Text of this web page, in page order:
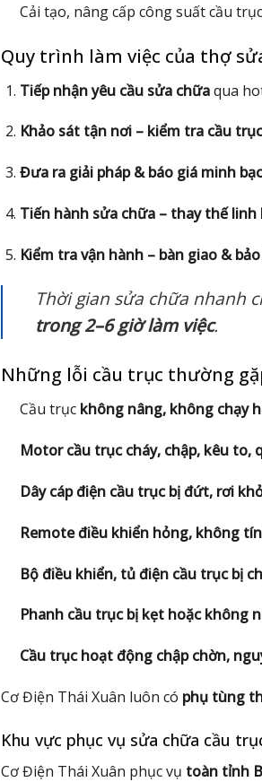
Cải tạo, nâng cấp công suất cầu
Quy trình làm việc của thợ
Tiếp nhận yêu cầu sửa chữaqua
Khảo sát tận nơi – kiểm tra cầu
Đưa ra giải pháp & báo giá minh
Tiến hành sửa chữa – thay thế
Kiểm tra vận hành – bàn giao &
Thời gian sửa chữa nhanh
trong 2–6 giờ làm việc.
Những lỗi cầu trục thường
Cầu trục không nâng, không chạy
Motor cầu trục cháy, chập, kêu to,
Dây cáp điện cầu trục bị đứt, rơi
Remote điều khiển hỏng, không
Bộ điều khiển, tủ điện cầu trục bị
Phanh cầu trục bị kẹt hoặc không
Cầu trục hoạt động chập chờn,
Cơ Điện Thái Xuân luôn có phụ tùng
Khu vực phục vụ sửa chữa cầu
Cơ Điện Thái Xuân phục vụ toàn tỉnh